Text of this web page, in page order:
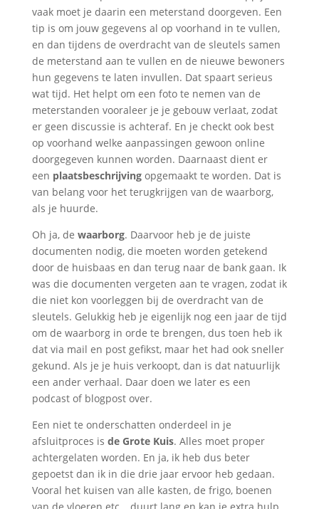
vaak moet je daarin een meterstand doorgeven. Een
tip is om jouw gegevens al op voorhand in te vullen,
en dan tijdens de overdracht van de sleutels samen
de meterstand aan te vullen en de nieuwe bewoners
hun gegevens te laten invullen. Dat spaart serieus
wat tijd. Het helpt om een foto te nemen van de
meterstanden vooraleer je je gebouw verlaat, zodat
er geen discussie is achteraf. En je checkt ook best
op voorhand welke aanpassingen gewoon online
doorgegeven kunnen worden. Daarnaast dient er
een plaatsbeschrijvingopgemaakt te worden. Dat is
van belang voor het terugkrijgen van de waarborg,
als je huurde.
Oh ja, de waarborg. Daarvoor heb je de juiste
documenten nodig, die moeten worden getekend
door de huisbaas en dan terug naar de bank gaan. Ik
was die documenten vergeten aan te vragen, zodat ik
die niet kon voorleggen bij de overdracht van de
sleutels. Gelukkig heb je eigenlijk nog een jaar de tijd
om de waarborg in orde te brengen, dus toen heb ik
dat via mail en post gefikst, maar het had ook sneller
gekund. Als je je huis verkoopt, dan is dat natuurlijk
een ander verhaal. Daar doen we later es een
podcast of blogpost over.
Een niet te onderschatten onderdeel in je
afsluitproces is de Grote Kuis. Alles moet proper
achtergelaten worden. En ja, ik heb dus beter
gepoetst dan ik in die drie jaar ervoor heb gedaan.
Vooral het kuisen van alle kasten, de frigo, boenen